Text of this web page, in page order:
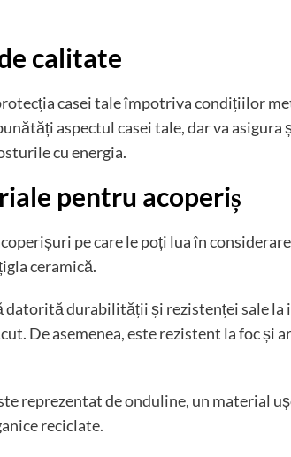
calitate
casei tale împotriva condițiilor
aspectul casei tale, dar va asigura
cu energia.
pentru acoperiș
pe care le poți lua în
ceramică.
durabilității și rezistenței sale la
De asemenea, este rezistent la foc și
reprezentat deonduline, un material
reciclate.